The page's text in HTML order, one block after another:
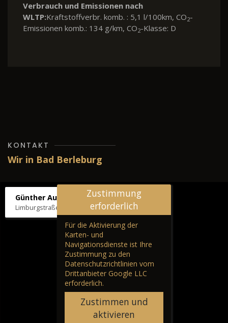
Verbrauch und Emissionen nach
WLTP:Kraftstoffverbr. komb. : 5,1 l/100km, CO2-
Emissionen komb.: 134 g/km, CO2-Klasse: D
KONTAKT
Wir in Bad Berleburg
Günther Autos & Service
Limburgstraße 39, 57319 Bad Berleburg
Zustimmung
erforderlich
Für die Aktivierung der
Karten- und
Navigationsdienste ist Ihre
Zustimmung zu den
Datenschutzrichtlinien vom
Drittanbieter Google LLC
erforderlich.
Zustimmen und
aktivieren